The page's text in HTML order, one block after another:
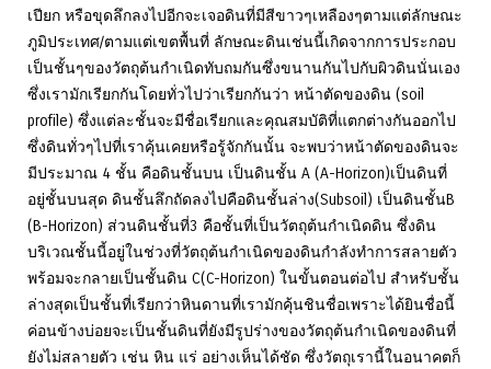
เปียก หรือขุดลึกลงไปอีกจะเจอดินที่มีสีขาวๆเหลืองๆตามแต่ลักษณะ
ภูมิประเทศ/ตามแต่เขตพื้นที่ ลักษณะดินเช่นนี้เกิดจากการประกอบ
เป็นชั้นๆของวัตถุต้นกำเนิดทับถมกันซึ่งขนานกันไปกับผิวดินนั่นเอง
ซึ่งเรามักเรียกกันโดยทั่วไปว่าเรียกกันว่า หน้าตัดของดิน (soil
profile) ซึ่งแต่ละชั้นจะมีชื่อเรียกและคุณสมบัติที่แตกต่างกันออกไป
ซึ่งดินทั่วๆไปที่เราคุ้นเคยหรือรู้จักกันนั้น จะพบว่าหน้าตัดของดินจะ
มีประมาณ 4 ชั้น คือดินชั้นบน เป็นดินชั้น A (A-Horizon)เป็นดินที่
อยู่ชั้นบนสุด ดินชั้นลึกถัดลงไปคือดินชั้นล่าง(Subsoil) เป็นดินชั้นB
(B-Horizon) ส่วนดินชั้นที่3 คือชั้นที่เป็นวัตถุต้นกำเนิดดิน ซึ่งดิน
บริเวณชั้นนี้อยู่ในช่วงที่วัตถุต้นกำเนิดของดินกำลังทำการสลายตัว
พร้อมจะกลายเป็นชั้นดิน C(C-Horizon) ในขั้นตอนต่อไป สำหรับชั้น
ล่างสุดเป็นชั้นที่เรียกว่าหินดานที่เรามักคุ้นชินชื่อเพราะได้ยินชื่อนี้
ค่อนข้างบ่อยจะเป็นชั้นดินที่ยังมีรูปร่างของวัตถุต้นกำเนิดของดินที่
ยังไม่สลายตัว เช่น หิน แร่ อย่างเห็นได้ชัด ซึ่งวัตถุเรานี้ในอนาคตก็